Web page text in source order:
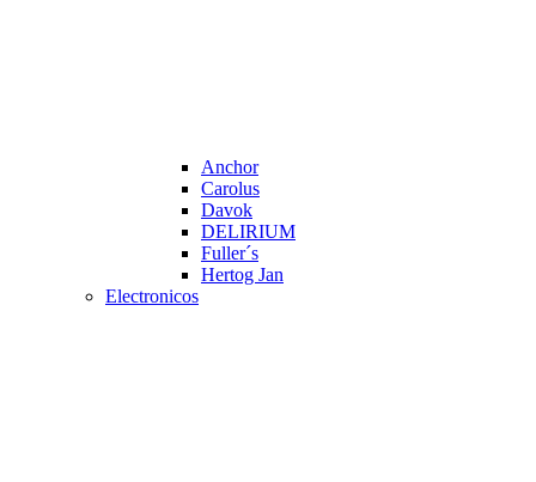
Anchor
Carolus
Davok
DELIRIUM
Fuller´s
Hertog Jan
Electronicos